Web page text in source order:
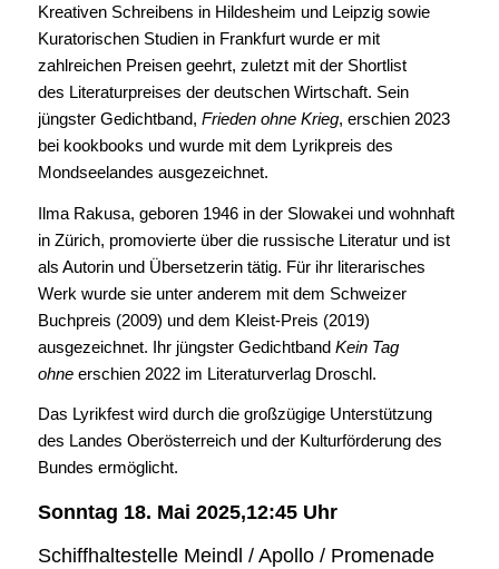
Kreativen Schreibens in Hildesheim und Leipzig sowie
Kuratorischen Studien in Frankfurt wurde er mit
zahlreichen Preisen geehrt, zuletzt mit der Shortlist
des Literaturpreises der deutschen Wirtschaft. Sein
jüngster Gedichtband, Frieden ohne Krieg, erschien 2023
bei kookbooks und wurde mit dem Lyrikpreis des
Mondseelandes ausgezeichnet.
Ilma Rakusa, geboren 1946 in der Slowakei und wohnhaft
in Zürich, promovierte über die russische Literatur und ist
als Autorin und Übersetzerin tätig. Für ihr literarisches
Werk wurde sie unter anderem mit dem Schweizer
Buchpreis (2009) und dem Kleist-Preis (2019)
ausgezeichnet. Ihr jüngster Gedichtband Kein Tag
ohneerschien 2022 im Literaturverlag Droschl.
Das Lyrikfest wird durch die großzügige Unterstützung
des Landes Oberösterreich und der Kulturförderung des
Bundes ermöglicht.
Sonntag 18. Mai 2025,12:45 Uhr
Schiffhaltestelle Meindl / Apollo / Promenade